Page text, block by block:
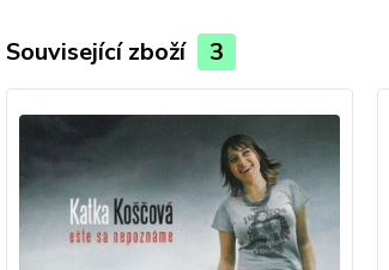
Související zboží 3